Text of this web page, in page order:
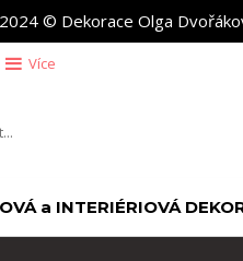
© Dekorace Olga
Více
a INTERIÉRIOVÁ